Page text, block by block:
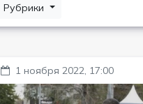
Рубрики
1 ноября 2022, 17:00